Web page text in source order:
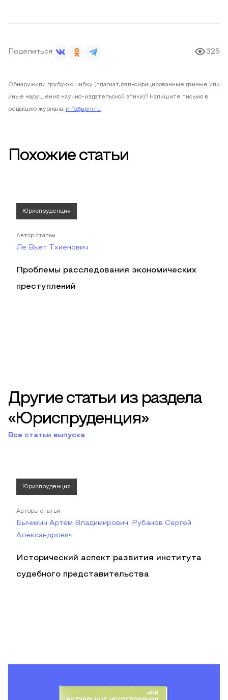
Поделиться 325
Обнаружили грубую ошибку (плагиат, фальсифицированные данные или
иные нарушения научно-издательской этики)? Напишите письмо в
редакцию журнала: info@apni.ru
Похожие статьи
Юриспруденция
Автор статьи
Ле Вьет Тхиенович
Проблемы расследования экономических
преступлений
Другие статьи из раздела
«Юриспруденция»
Все статьи выпуска
Юриспруденция
Авторы статьи
Бычихин Артем Владимирович, Рубанов Сергей
Александрович
Исторический аспект развития института
судебного представительства